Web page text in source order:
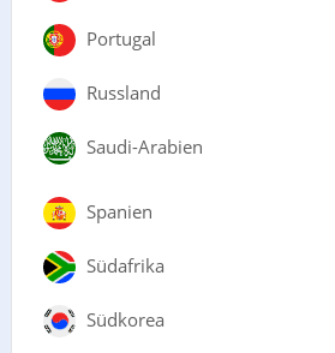
Portugal
Russland
Saudi-Arabien
Spanien
Südafrika
Südkorea